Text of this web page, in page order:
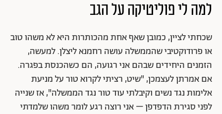
למה לי פוליטיקה על הגב
שכחתי לציין, כמובן שאף אחת מהכותרות היא לא משהו טוב
או פרודוקטיבי שהממשלה עושה רחמנא ליצלן. למעשה,
הזמנים היחידים שבהם אני רגועה, הם כשהכנסת בפגרה.
אם אמרתן לעצמכן, "שיט, רציתי לקרוא טור על מניעת
אלימות נגד נשים וקיבלתי עוד טור נגד הממשלה", אז שנייה
לפני סגירת הדפדפן – אני רוצה רגע לומר משהו שלמדתי